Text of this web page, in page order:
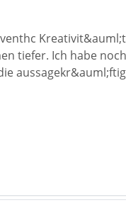
tiefer. Ich habe